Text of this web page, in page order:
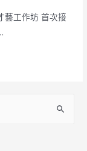
藝工作坊 首次接